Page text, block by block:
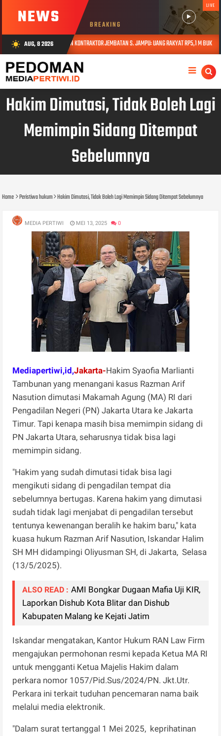
NEWS BREAKING
LIVE
wb_sunny AUG, 8 2026
LIRA INGATKAN KONTRAKTOR JEMBATAN S. JAMPU: UANG RAKYAT RP5,1 M BUKAN UNTUK MAIN-
Hakim Dimutasi, Tidak Boleh Lagi
Memimpin Sidang Ditempat
Sebelumnya
Home Peristiwa hukum Hakim Dimutasi, Tidak Boleh Lagi Memimpin Sidang Ditempat Sebelumnya
MEDIA PERTIWI MEI 13, 2025 0
Mediapertiwi,id,Jakarta-Hakim Syaofia Marlianti
Tambunan yang menangani kasus Razman Arif
Nasution dimutasi Makamah Agung (MA) RI dari
Pengadilan Negeri (PN) Jakarta Utara ke Jakarta
Timur. Tapi kenapa masih bisa memimpin sidang di
PN Jakarta Utara, seharusnya tidak bisa lagi
memimpin sidang.
"Hakim yang sudah dimutasi tidak bisa lagi
mengikuti sidang di pengadilan tempat dia
sebelumnya bertugas. Karena hakim yang dimutasi
sudah tidak lagi menjabat di pengadilan tersebut
tentunya kewenangan beralih ke hakim baru," kata
kuasa hukum Razman Arif Nasution, Iskandar Halim
SH MH didampingi Oliyusman SH, di Jakarta, Selasa
(13/5/2025).
ALSO READ : AMI Bongkar Dugaan Mafia Uji KIR,
Laporkan Dishub Kota Blitar dan Dishub
Kabupaten Malang ke Kejati Jatim
Iskandar mengatakan, Kantor Hukum RAN Law Firm
mengajukan permohonan resmi kepada Ketua MA RI
untuk mengganti Ketua Majelis Hakim dalam
perkara nomor 1057/Pid.Sus/2024/PN. Jkt.Utr.
Perkara ini terkait tuduhan pencemaran nama baik
melalui media elektronik.
"Dalam surat tertanggal 1 Mei 2025, keprihatinan